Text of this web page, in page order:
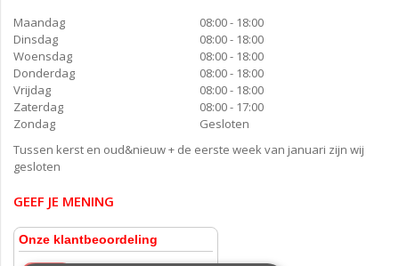
Maandag
08:00 - 18:00
Dinsdag
08:00 - 18:00
Woensdag
08:00 - 18:00
Donderdag
08:00 - 18:00
Vrijdag
08:00 - 18:00
Zaterdag
08:00 - 17:00
Zondag
Gesloten
Tussen kerst en oud&nieuw + de eerste week van januari zijn wij
gesloten
GEEF JE MENING